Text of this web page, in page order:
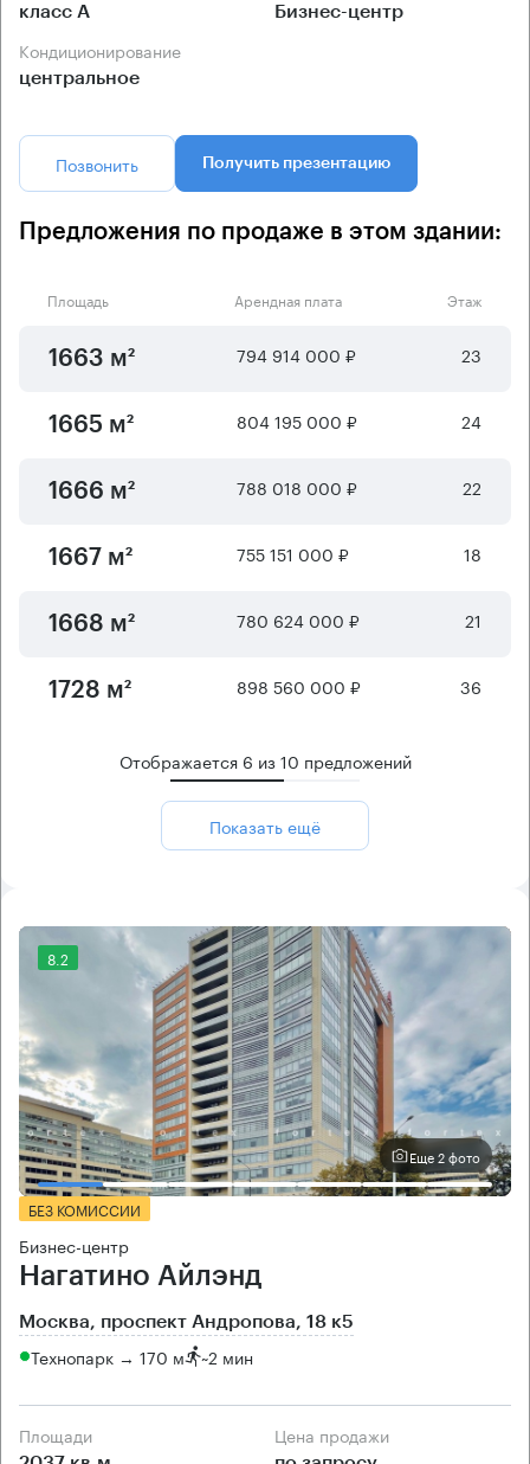
класс А Бизнес-центр
Кондиционирование
центральное
Позвонить Получить презентацию
Предложения по продаже в этом здании:
Площадь Арендная плата Этаж
1663 м² 794 914 000 ₽ 23
1665 м² 804 195 000 ₽ 24
1666 м² 788 018 000 ₽ 22
1667 м² 755 151 000 ₽ 18
1668 м² 780 624 000 ₽ 21
1728 м² 898 560 000 ₽ 36
Отображается 6 из10 предложений
Показать ещё
8.2
Еще 2 фото
БЕЗ КОМИССИИ
Бизнес-центр
Нагатино Айлэнд
Москва, проспект Андропова, 18 к5
Технопарк → 170 м ~2 мин
Площади Цена продажи